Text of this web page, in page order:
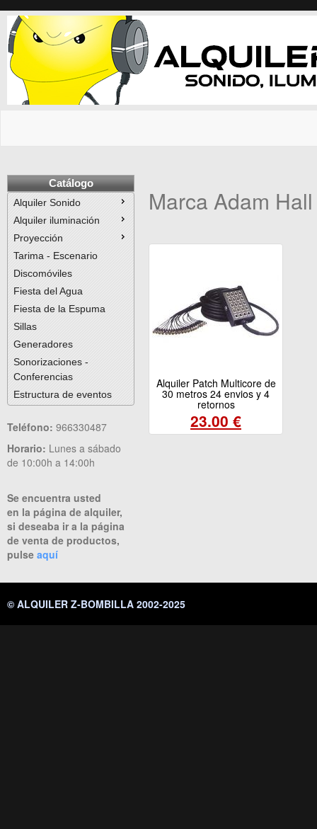
Catálogo
Alquiler Sonido
Alquiler iluminación
Proyección
Tarima - Escenario
Discomóviles
Fiesta del Agua
Fiesta de la Espuma
Sillas
Generadores
Sonorizaciones -
Conferencias
Estructura de eventos
Teléfono: 966330487
Horario: Lunes a sábado
de 10:00h a 14:00h
Se encuentra usted
en la página de alquiler,
si deseaba ir a la página
de venta de productos,
pulse aquí
Marca Adam Hall
Alquiler Patch Multicore de
30 metros 24 envios y 4
retornos
23.00 €
© ALQUILER Z-BOMBILLA 2002-2025